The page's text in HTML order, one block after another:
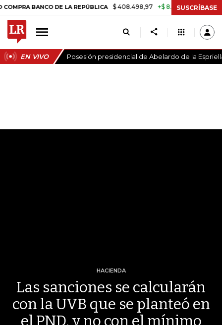
BANCO DE LA REPÚBLICA $ 408.498,97 +$ 8.753,81 +2,19% TASA
SUSCRÍBASE
EN VIVO Posesión presidencial de Abelardo de la
HACIENDA
Las sanciones se calcularán
con la UVB que se planteó en
el PND, y no con el mínimo